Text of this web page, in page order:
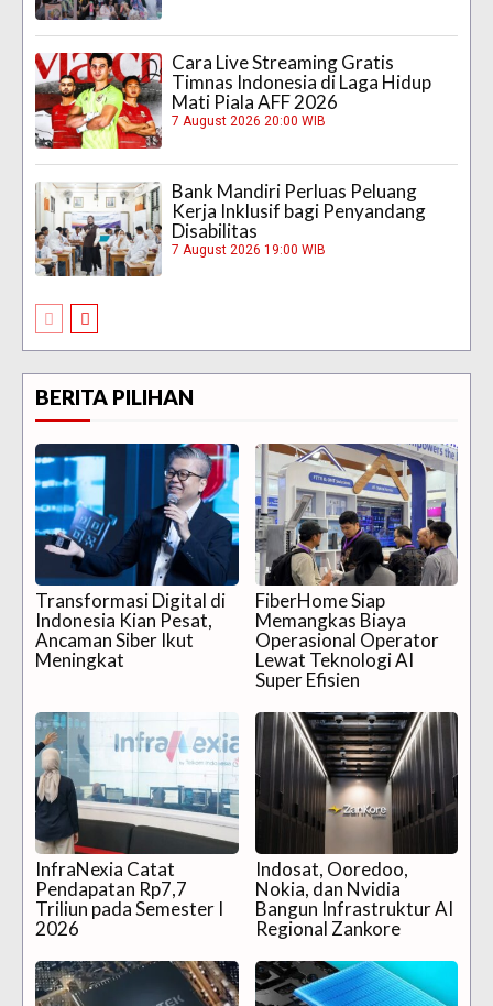
Cara Live Streaming Gratis
Timnas Indonesia di Laga Hidup
Mati Piala AFF 2026
7 August 2026 20:00 WIB
Bank Mandiri Perluas Peluang
Kerja Inklusif bagi Penyandang
Disabilitas
7 August 2026 19:00 WIB
BERITA PILIHAN
Transformasi Digital di
Indonesia Kian Pesat,
Ancaman Siber Ikut
Meningkat
FiberHome Siap
Memangkas Biaya
Operasional Operator
Lewat Teknologi AI
Super Efisien
InfraNexia Catat
Pendapatan Rp7,7
Triliun pada Semester I
2026
Indosat, Ooredoo,
Nokia, dan Nvidia
Bangun Infrastruktur AI
Regional Zankore